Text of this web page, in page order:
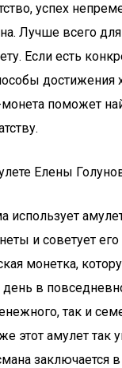
успех
Лучше всего
Если есть
достижения
поможет
Елены
использует
и советует
монетка,
в
так и
этот амулет так
заключается